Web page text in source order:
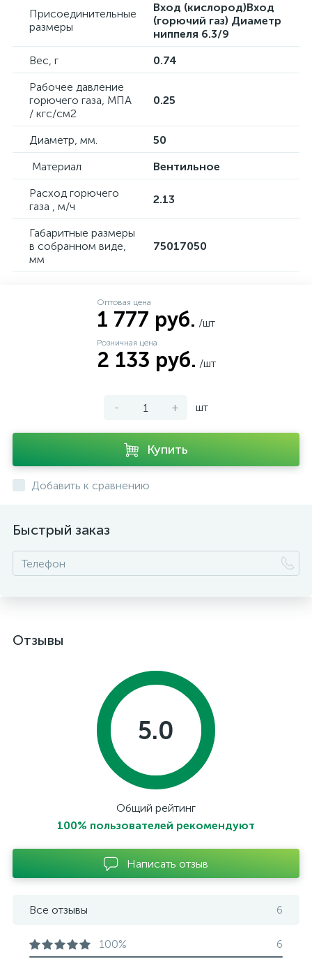
Присоединительные
размеры
Вход (кислород)Вход
(горючий газ) Диаметр
ниппеля 6.3/9
Вес, г
0.74
Рабочее давление
горючего газа, МПА
/ кгс/см2
0.25
Диаметр, мм.
50
Материал
Вентильное
Расход горючего
газа , м/ч
2.13
Габаритные размеры
в собранном виде,
мм
75017050
Оптовая цена
1 777 руб. /шт
Розничная цена
2 133 руб. /шт
- + шт
Купить
Добавить к сравнению
Быстрый заказ
Отзывы
5.0
Общий рейтинг
100% пользователей рекомендуют
Написать отзыв
Все отзывы 6
100% 6